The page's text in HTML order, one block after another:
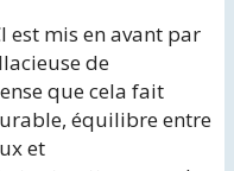
est mis en avant par
de
que cela fait
équilibre entre
et